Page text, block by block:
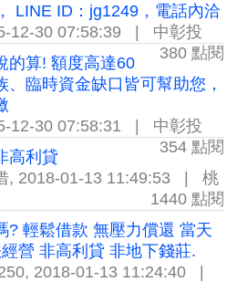
LINE ID：jg1249，電話內洽
12-30 07:58:39
中彰投
380 點閱
的算! 額度高達60
、臨時資金缺口皆可幫助您，
12-30 07:58:31
中彰投
354 點閱
高利貸
, 2018-01-13 11:49:53
桃
1440 點閱
? 輕鬆借款 無壓力償還 當天
營 非高利貸 非地下錢莊.
, 2018-01-13 11:24:40